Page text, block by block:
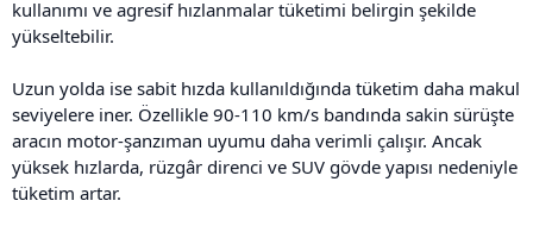
kullanımı ve agresif hızlanmalar tüketimi belirgin şekilde
yükseltebilir.
Uzun yolda ise sabit hızda kullanıldığında tüketim daha makul
seviyelere iner. Özellikle 90-110 km/s bandında sakin sürüşte
aracın motor-şanzıman uyumu daha verimli çalışır. Ancak
yüksek hızlarda, rüzgâr direnci ve SUV gövde yapısı nedeniyle
tüketim artar.